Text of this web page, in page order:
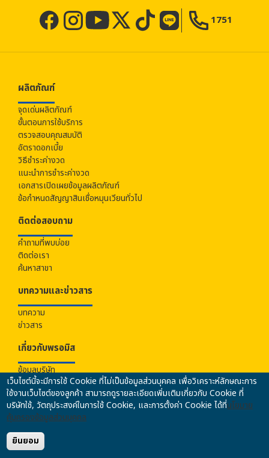
1751
ผลิตภัณฑ์
จุดเด่นผลิตภัณฑ์
ขั้นตอนการใช้บริการ
ตรวจสอบคุณสมบัติ
อัตราดอกเบี้ย
วิธีชำระค่างวด
แนะนำการชำระค่างวด
เอกสารเปิดเผยข้อมูลผลิตภัณฑ์
ข้อกำหนดสัญญาสินเชื่อหมุนเวียนทั่วไป
ติดต่อสอบถาม
คำถามที่พบบ่อย
ติดต่อเรา
ค้นหาสาขา
บทความและข่าวสาร
บทความ
ข่าวสาร
เกี่ยวกับพรอมิส
ข้อมูลบริษัท
ร่วมงานกับเรา
นโยบายคุ้มครองข้อมูลส่วนบุคคล
นโยบายความปลอดภัยของข้อมูล
นโยบายการป้องกันและปราบปรามการฟอกเงินฯ
ข้อมูลคุณภาพการให้บริการ
เว็บไซต์นี้จะมีการใช้ Cookie ที่ไม่เป็นข้อมูลส่วนบุคคล เพื่อวิเคราะห์ลักษณะการ
ใช้งานเว็บไซต์ของลูกค้า สามารถดูรายละเอียดเพิ่มเติมเกี่ยวกับ Cookie ที่
บริษัทใช้, วัตถุประสงค์ในการใช้ Cookie, และการตั้งค่า Cookie ได้ที่นโยบาย
คุ้มครองข้อมูลส่วนบุคคล
ยินยอม